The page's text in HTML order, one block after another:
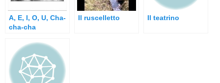
A, E, I, O, U, Cha-
cha-cha
Il ruscelletto Il teatrino